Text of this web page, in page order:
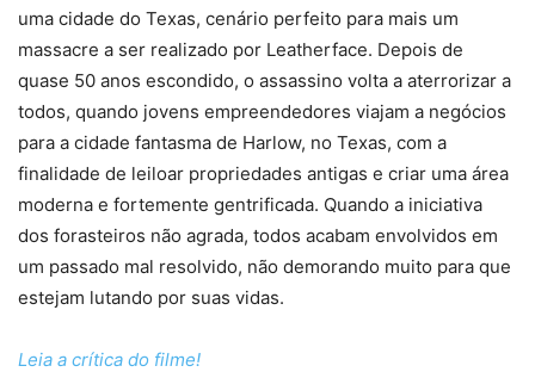
uma cidade do Texas, cenário perfeito para mais um
massacre a ser realizado por Leatherface. Depois de
quase 50 anos escondido, o assassino volta a aterrorizar a
todos, quando jovens empreendedores viajam a negócios
para a cidade fantasma de Harlow, no Texas, com a
finalidade de leiloar propriedades antigas e criar uma área
moderna e fortemente gentrificada. Quando a iniciativa
dos forasteiros não agrada, todos acabam envolvidos em
um passado mal resolvido, não demorando muito para que
estejam lutando por suas vidas.
Leia a crítica do filme!